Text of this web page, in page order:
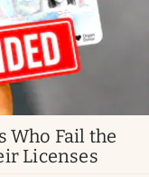
Who Fail the
Licenses